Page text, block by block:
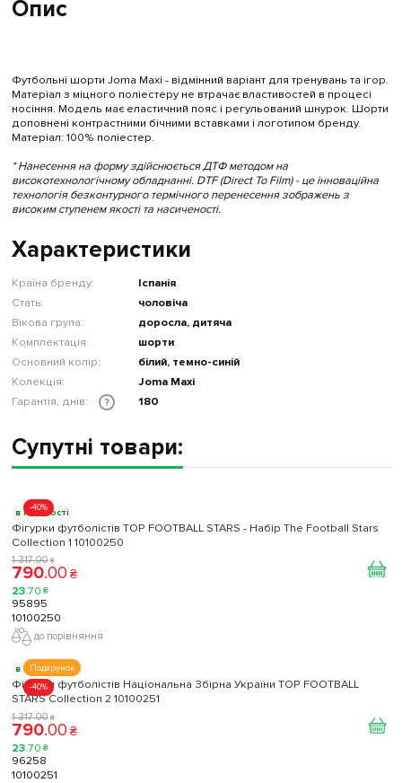
Опис
Футбольні шорти Joma Maxi - відмінний варіант для тренувань та ігор.
Матеріал з міцного поліестеру не втрачає властивостей в процесі
носіння. Модель має еластичний пояс і регульований шнурок. Шорти
доповнені контрастними бічними вставками і логотипом бренду.
Матеріал: 100% поліестер.
* Нанесення на форму здійснюється ДТФ методом на
високотехнологічному обладнанні. DTF (Direct To Film) - це інноваційна
технологія безконтурного термічного перенесення зображень з
високим ступенем якості та насиченості.
Характеристики
Країна бренду:
Іспанія
Стать:
чоловіча
Вікова група:
доросла, дитяча
Комплектація:
шорти
Основний колір:
білий, темно-синій
Колекція:
Joma Maxi
Гарантія, днів:
? 180
Супутні товари:
-40%
в наявності
Фігурки футболістів TOP FOOTBALL STARS - Набір The Football Stars
Collection 1 10100250
1 317.00 ₴
790.00 ₴
23.70 ₴
95895
10100250
до порівняння
Подарунок
-40%
в наявності
Фігурки футболістів Національна Збірна України TOP FOOTBALL
STARS Collection 2 10100251
1 317.00 ₴
790.00 ₴
23.70 ₴
96258
10100251